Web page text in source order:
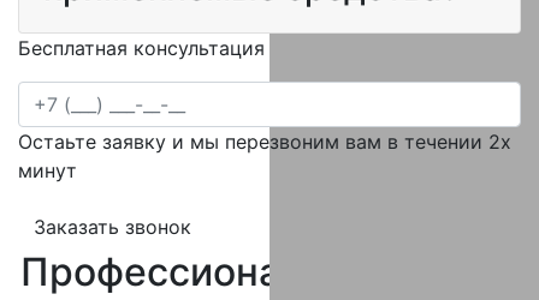
Бесплатная консультация специалиста
Остаьте заявку и мы перезвоним вам в течении 2х
минут
Заказать звонок
Профессиональная